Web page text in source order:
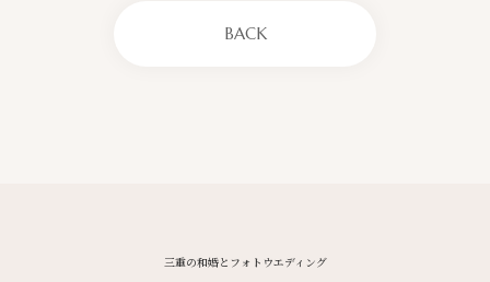
BACK
三重の和婚とフォトウエディング